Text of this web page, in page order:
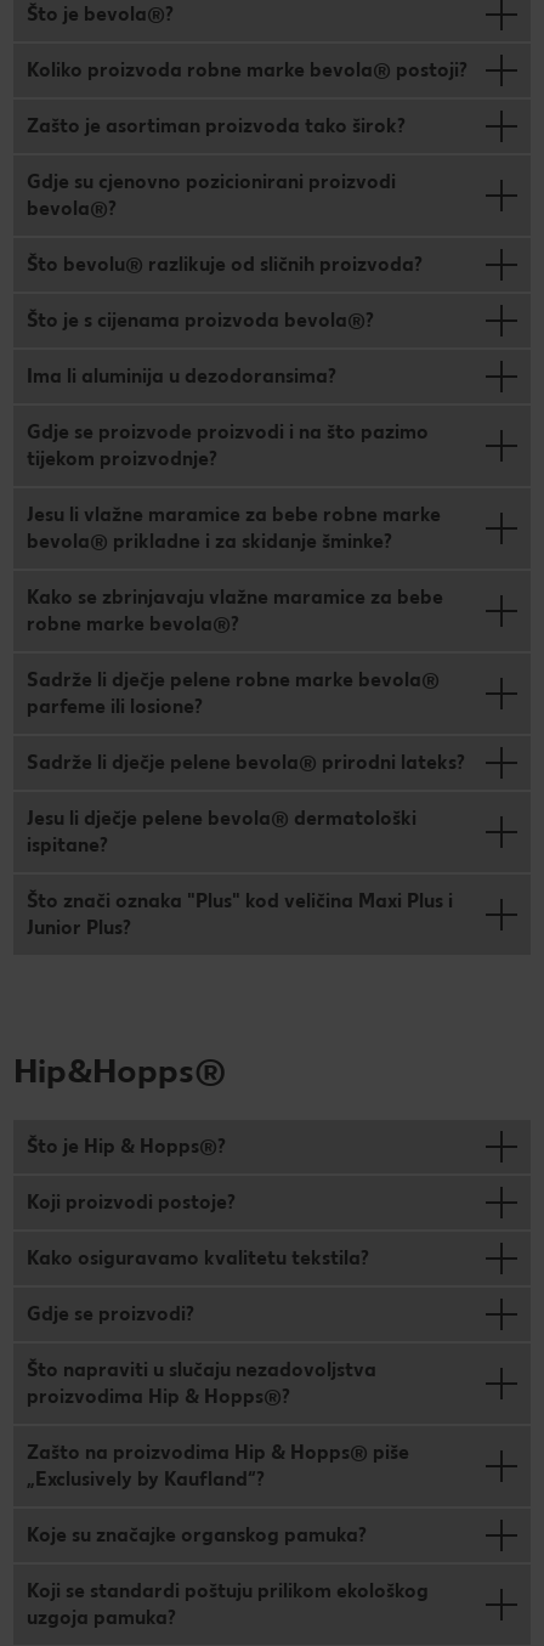
Što je bevola®?
Koliko proizvoda robne marke bevola® postoji?
Zašto je asortiman proizvoda tako širok?
Gdje su cjenovno pozicionirani proizvodi
bevola®?
Što bevolu® razlikuje od sličnih proizvoda?
Što je s cijenama proizvoda bevola®?
Ima li aluminija u dezodoransima?
Gdje se proizvode proizvodi i na što pazimo
tijekom proizvodnje?
Jesu li vlažne maramice za bebe robne marke
bevola® prikladne i za skidanje šminke?
Kako se zbrinjavaju vlažne maramice za bebe
robne marke bevola®?
Sadrže li dječje pelene robne marke bevola®
parfeme ili losione?
Sadrže li dječje pelene bevola® prirodni lateks?
Jesu li dječje pelene bevola® dermatološki
ispitane?
Što znači oznaka "Plus" kod veličina Maxi Plus i
Junior Plus?
Hip&Hopps®
Što je Hip & Hopps®?
Koji proizvodi postoje?
Kako osiguravamo kvalitetu tekstila?
Gdje se proizvodi?
Što napraviti u slučaju nezadovoljstva
proizvodima Hip & Hopps®?
Zašto na proizvodima Hip & Hopps® piše
„Exclusively by Kaufland“?
Koje su značajke organskog pamuka?
Koji se standardi poštuju prilikom ekološkog
uzgoja pamuka?